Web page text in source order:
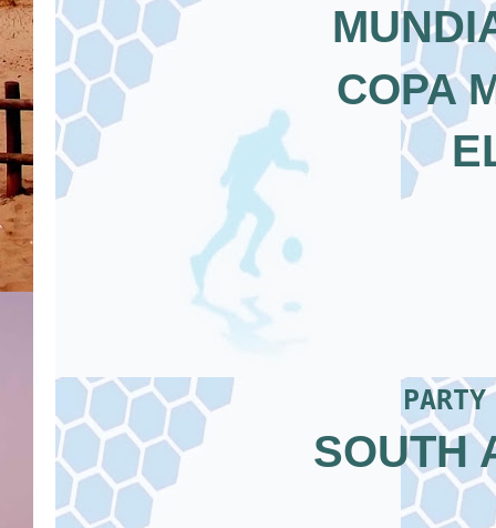
COPA
P
SOUTH